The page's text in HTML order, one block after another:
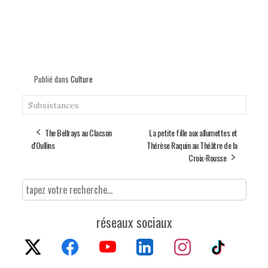
Publié dans Culture
Subsistances
The Bellrays au Clacson
d'Oullins
La petite fille aux allumettes et
Thérèse Raquin au Théâtre de la
Croix-Rousse
réseaux sociaux